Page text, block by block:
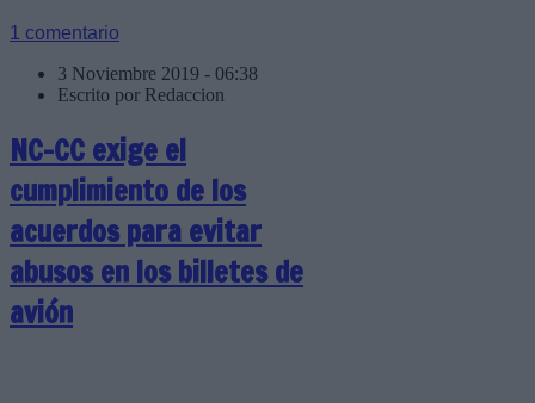
1 comentario
3 Noviembre 2019 - 06:38
Escrito por Redaccion
NC-CC exige el
cumplimiento de los
acuerdos para evitar
abusos en los billetes de
avión